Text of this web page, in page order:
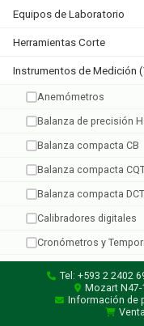
Equipos de Laboratorio
Herramientas Corte
Instrumentos de Medición
Anemómetros
Balanza de precisión
Balanza compacta CB
Balanza compacta
Balanza compacta
Calibradores digitales
Cronómetros y
Espectrofotómetros
6 productos
Tel: +593 2 2402
Mozart N47-
Información de